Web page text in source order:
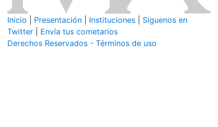
Inicio Presentación Instituciones
Síguenos en
Twitter
Envía tus cometarios
Derechos Reservados - Términos de uso